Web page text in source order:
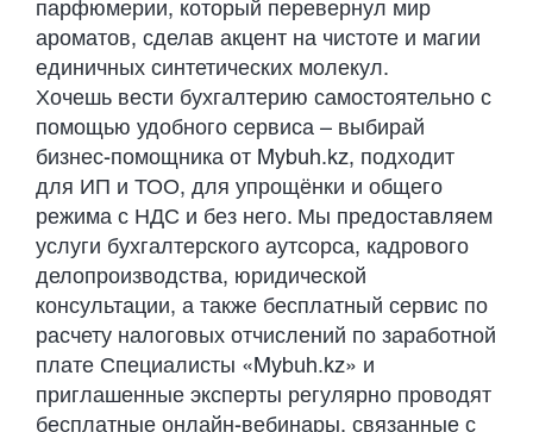
парфюмерии, который перевернул мир
ароматов, сделав акцент на чистоте и магии
единичных синтетических молекул.
Хочешь вести бухгалтерию самостоятельно с
помощью удобного сервиса – выбирай
бизнес-помощника от Mybuh.kz, подходит
для ИП и ТОО, для упрощёнки и общего
режима с НДС и без него. Мы предоставляем
услуги бухгалтерского аутсорса, кадрового
делопроизводства, юридической
консультации, а также бесплатный сервис по
расчету налоговых отчислений по заработной
плате Специалисты «Mybuh.kz» и
приглашенные эксперты регулярно проводят
бесплатные онлайн-вебинары, связанные с